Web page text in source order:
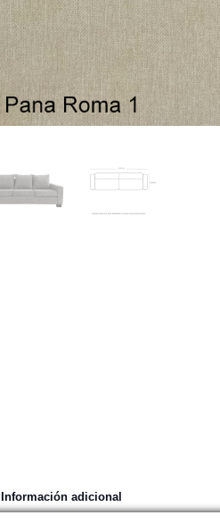
Información adicional